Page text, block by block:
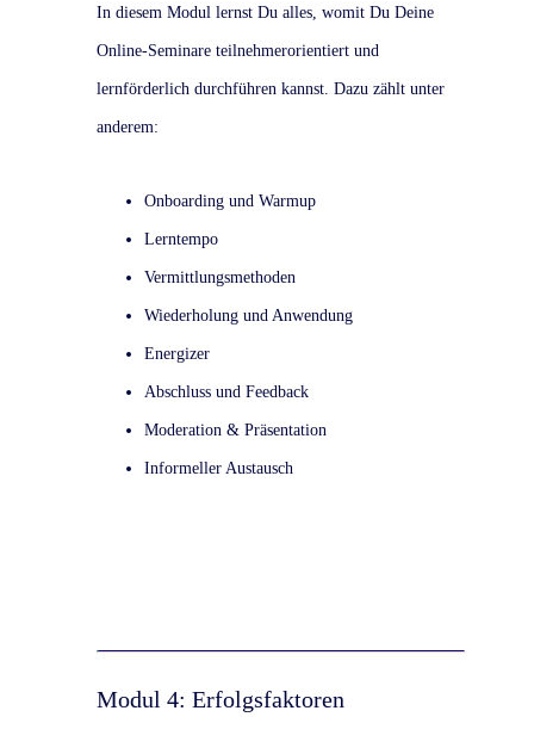
In diesem Modul lernst Du alles, womit Du Deine
Online-Seminare teilnehmerorientiert und
lernförderlich durchführen kannst. Dazu zählt unter
anderem:
Onboarding und Warmup
Lerntempo
Vermittlungsmethoden
Wiederholung und Anwendung
Energizer
Abschluss und Feedback
Moderation & Präsentation
Informeller Austausch
Modul 4: Erfolgsfaktoren